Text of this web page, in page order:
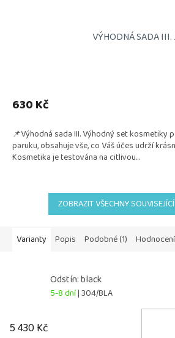
VÝHODNÁ SADA III.
produktu
je
z
5
hvězdiček.
630 Kč
📌Výhodná sada III. Výhodný set kosmetiky
paruku, obsahuje vše, co Váš účes udrží
Kosmetika je testována na citlivou...
ZOBRAZIT VŠECHNY
Varianty Popis Podobné (1) Hodnocení
Odstín: black
5-8 dní| 304/BLA
5 430 Kč